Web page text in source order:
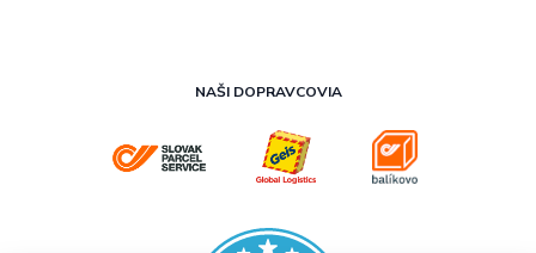
NAŠI DOPRAVCOVIA